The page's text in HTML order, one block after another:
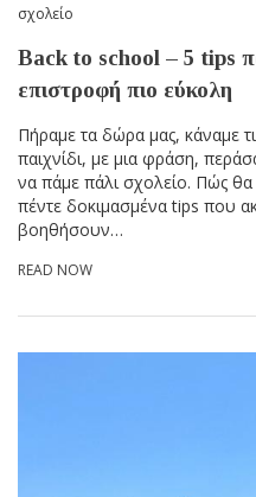
σχολείο
Back to school – 5 tips
επιστροφή πιο εύκολη
Πήραμε τα δώρα μας, κάναμε
παιχνίδι, με μια φράση,
να πάμε πάλι σχολείο. Πώς
πέντε δοκιμασμένα tips που
βοηθήσουν…
READ NOW